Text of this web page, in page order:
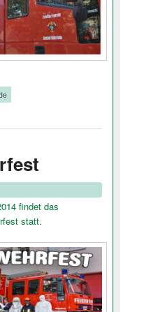
findet das
stat­t.